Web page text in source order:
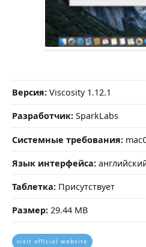
Версия: Viscosity 1.12.1
Разработчик: SparkLabs
Системные требования:
Язык интерфейса:
Таблетка: Присутствует
Размер: 29.44 MB
visit official website